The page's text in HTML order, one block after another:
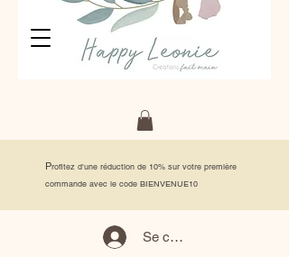
Profitez d'une réduction de 10% sur votre première
commande avec le code BIENVENUE10
Se connecter